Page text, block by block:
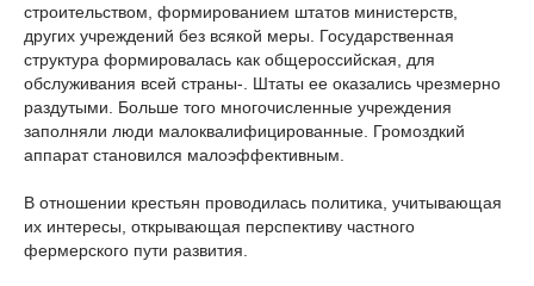
строительством, формированием штатов министерств,
других учреждений без всякой меры. Государственная
структура формировалась как общероссийская, для
обслуживания всей страны-. Штаты ее оказались чрезмерно
раздутыми. Больше того многочисленные учреждения
заполняли люди малоквалифицированные. Громоздкий
аппарат становился малоэффективным.
В отношении крестьян проводилась политика, учитывающая
их интересы, открывающая перспективу частного
фермерского пути развития.